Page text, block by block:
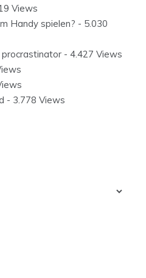
Views
Handy spielen? - 5.030
- 4.427 Views
- 3.778 Views